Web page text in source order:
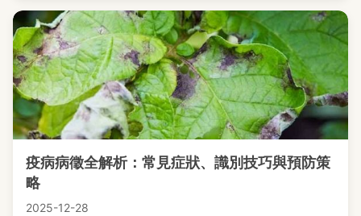
疫病病徵全解析：常見症狀、識別技巧與預防策
略
2025-12-28